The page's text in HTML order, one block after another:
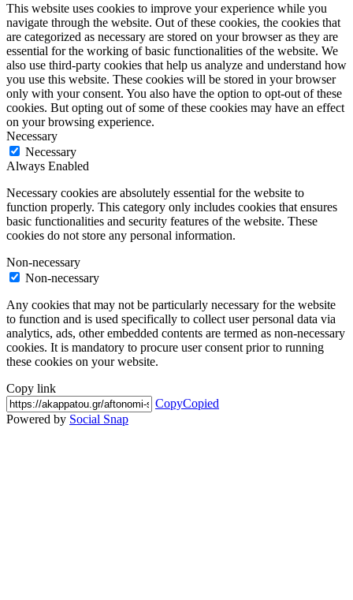
This website uses cookies to improve your experience while you
navigate through the website. Out of these cookies, the cookies that
are categorized as necessary are stored on your browser as they are
essential for the working of basic functionalities of the website. We
also use third-party cookies that help us analyze and understand how
you use this website. These cookies will be stored in your browser
only with your consent. You also have the option to opt-out of these
cookies. But opting out of some of these cookies may have an effect
on your browsing experience.
Necessary
Necessary
Always Enabled
Necessary cookies are absolutely essential for the website to
function properly. This category only includes cookies that ensures
basic functionalities and security features of the website. These
cookies do not store any personal information.
Non-necessary
Non-necessary
Any cookies that may not be particularly necessary for the website
to function and is used specifically to collect user personal data via
analytics, ads, other embedded contents are termed as non-necessary
cookies. It is mandatory to procure user consent prior to running
these cookies on your website.
Copy link
CopyCopied
Powered by Social Snap